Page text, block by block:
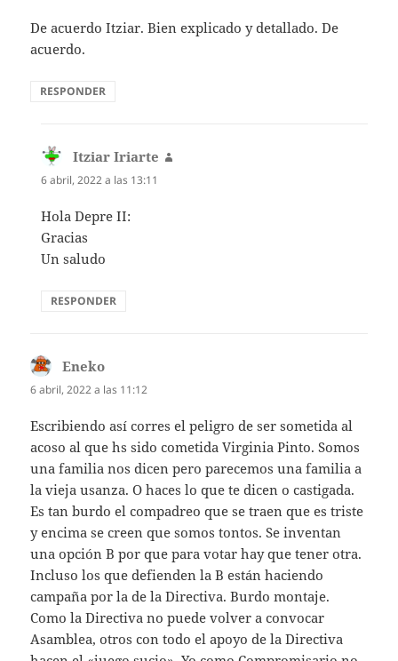
De acuerdo Itziar. Bien explicado y detallado. De
acuerdo.
RESPONDER
Itziar Iriarte
6 abril, 2022 a las 13:11
Hola Depre II:
Gracias
Un saludo
RESPONDER
Eneko
6 abril, 2022 a las 11:12
Escribiendo así corres el peligro de ser sometida al
acoso al que hs sido cometida Virginia Pinto. Somos
una familia nos dicen pero parecemos una familia a
la vieja usanza. O haces lo que te dicen o castigada.
Es tan burdo el compadreo que se traen que es triste
y encima se creen que somos tontos. Se inventan
una opción B por que para votar hay que tener otra.
Incluso los que defienden la B están haciendo
campaña por la de la Directiva. Burdo montaje.
Como la Directiva no puede volver a convocar
Asamblea, otros con todo el apoyo de la Directiva